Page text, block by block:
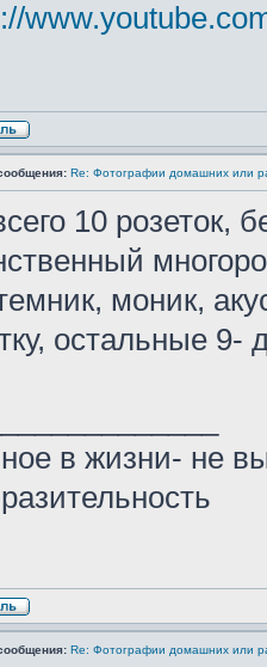
Re: Фотографии домашних или
10 розеток,
моник,
остальные 9-
в жизни- не
Re: Фотографии домашних или